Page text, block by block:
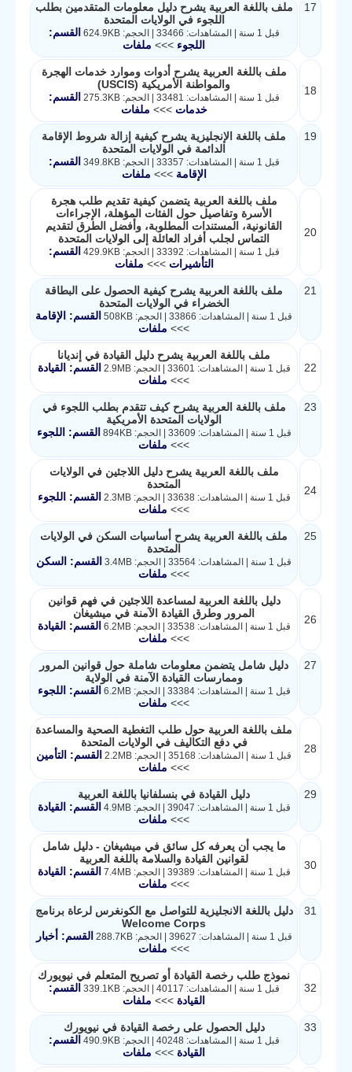
17
ملف باللغة العربية يشرح دليل معلومات المتقدمين بطلب
اللجوء في الولايات المتحدة
قبل 1 سنة | المشاهدات: 33466 | الحجم: 624.9KB
القسم:
اللجوء >>> ملفات
18
ملف باللغة العربية يشرح أدوات وموارد خدمات الهجرة
والمواطنة الأمريكية (USCIS)
قبل 1 سنة | المشاهدات: 33481 | الحجم: 275.3KB
القسم:
خدمات>>> ملفات
19
ملف باللغة الإنجليزية يشرح كيفية إزالة شروط الإقامة
الدائمة في الولايات المتحدة
قبل 1 سنة | المشاهدات: 33357 | الحجم: 349.8KB
القسم:
الإقامة>>> ملفات
20
ملف باللغة العربية يتضمن كيفية تقديم طلب هجرة
الأسرة وتفاصيل حول الفئات المؤهلة، الإجراءات
القانونية، المستندات المطلوبة، وأفضل الطرق لتقديم
التماس لجلب أفراد العائلة إلى الولايات المتحدة
قبل 1 سنة | المشاهدات: 33392 | الحجم: 429.9KB
القسم:
التأشيرات>>> ملفات
21
ملف باللغة العربية يشرح كيفية الحصول على البطاقة
الخضراء في الولايات المتحدة
قبل 1 سنة | المشاهدات: 33866 | الحجم: 508KB
القسم: الإقامة
>>> ملفات
22
ملف باللغة العربية يشرح دليل القيادة في إنديانا
قبل 1 سنة | المشاهدات: 33601 | الحجم: 2.9MB
القسم: القيادة
>>> ملفات
23
ملف باللغة العربية يشرح كيف تتقدم بطلب اللجوء في
الولايات المتحدة الأمريكية
قبل 1 سنة | المشاهدات: 33609 | الحجم: 894KB
القسم: اللجوء
>>> ملفات
24
ملف باللغة العربية يشرح دليل اللاجئين في الولايات
المتحدة
قبل 1 سنة | المشاهدات: 33638 | الحجم: 2.3MB
القسم: اللجوء
>>> ملفات
25
ملف باللغة العربية يشرح أساسيات السكن في الولايات
المتحدة
قبل 1 سنة | المشاهدات: 33564 | الحجم: 3.4MB
القسم: السكن
>>> ملفات
26
دليل باللغة العربية لمساعدة اللاجئين في فهم قوانين
المرور وطرق القيادة الآمنة في ميشيغان
قبل 1 سنة | المشاهدات: 33538 | الحجم: 6.2MB
القسم: القيادة
>>> ملفات
27
دليل شامل يتضمن معلومات شاملة حول قوانين المرور
وممارسات القيادة الآمنة في الولاية
قبل 1 سنة | المشاهدات: 33384 | الحجم: 6.2MB
القسم: اللجوء
>>> ملفات
28
ملف باللغة العربية حول طلب التغطية الصحية والمساعدة
في دفع التكاليف في الولايات المتحدة
قبل 1 سنة | المشاهدات: 35168 | الحجم: 2.2MB
القسم: التأمين
>>> ملفات
29 دليل القيادة في بنسلفانيا باللغة العربية
قبل 1 سنة | المشاهدات: 39047 | الحجم: 4.9MB
القسم: القيادة
>>> ملفات
30
ما يجب أن يعرفه كل سائق في ميشيغان - دليل شامل
لقوانين القيادة والسلامة باللغة العربية
قبل 1 سنة | المشاهدات: 39389 | الحجم: 7.4MB
القسم: القيادة
>>> ملفات
31
دليل باللغة الانجليزية للتواصل مع الكونغرس لرعاة برنامج
Welcome Corps
قبل 1 سنة | المشاهدات: 39627 | الحجم: 288.7KB
القسم: أخبار
>>> ملفات
32
نموذج طلب رخصة القيادة أو تصريح المتعلم في نيويورك
قبل 1 سنة | المشاهدات: 40117 | الحجم: 339.1KB
القسم:
القيادة >>> ملفات
33 دليل الحصول على رخصة القيادة في نيويورك
قبل 1 سنة | المشاهدات: 40248 | الحجم: 490.9KB
القسم:
القيادة >>> ملفات